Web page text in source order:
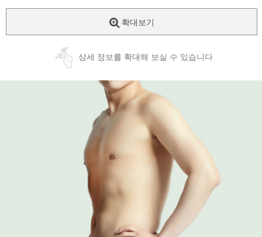
확대보기
상세 정보를 확대해 보실 수 있습니다